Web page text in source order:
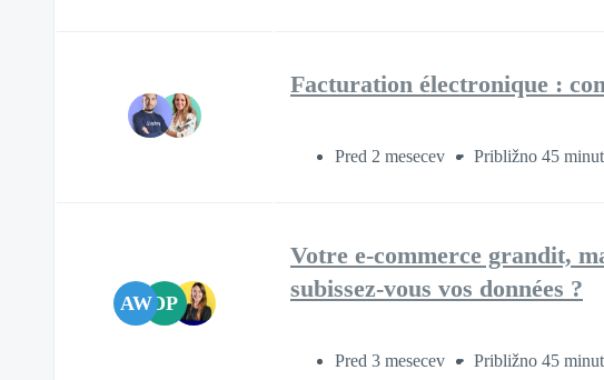
Facturation électronique :
Pred 2 mesecev Približno 45
AWDP
Votre e-commerce grandit,
subissez-vous vos données ?
Pred 3 mesecev Približno 45